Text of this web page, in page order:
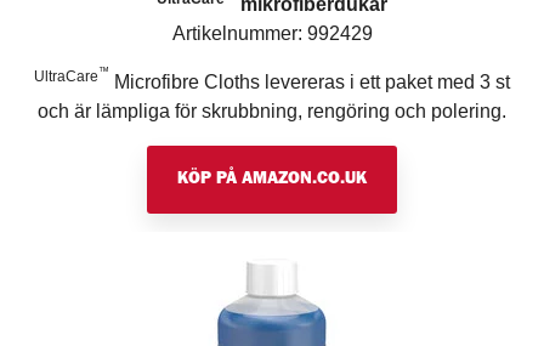
Artikelnummer: 992429
UltraCare ™
Microfibre Cloths levereras i ett paket med 3 st
och är lämpliga för skrubbning, rengöring och polering.
KÖP PÅ AMAZON.CO.UK